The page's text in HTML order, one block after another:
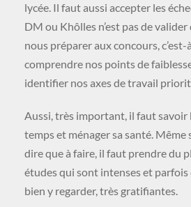
lycée. Il faut aussi accepter les
DM ou Khôlles n’est pas de valider
nous préparer aux concours,
comprendre nos points de
identifier nos axes de travail
Aussi, très important, il faut savoir
temps et ménager sa santé. Même
dire que à faire, il faut prendre du
études qui sont intenses et parfois
bien y regarder, très gratifiantes.